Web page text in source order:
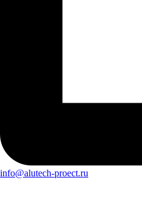
info@alutech-proect.ru